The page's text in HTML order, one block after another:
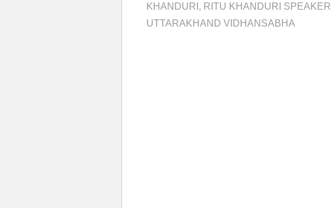
KHANDURI
RITU KHANDURI SPEAKER
UTTARAKHAND VIDHANSABHA